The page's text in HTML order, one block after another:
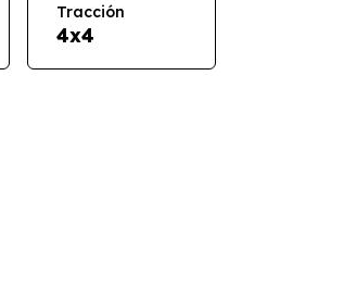
Tracción
4x4